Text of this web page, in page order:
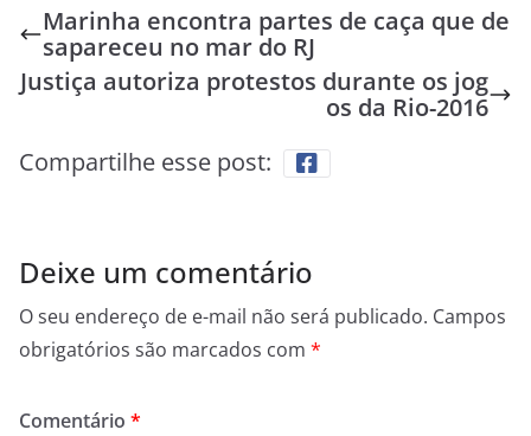
Marinha encontra partes de caça que de
sapareceu no mar do RJ
Justiça autoriza protestos durante os jog
os da Rio-2016
Compartilhe esse post:
Deixe um comentário
O seu endereço de e-mail não será publicado. Campos
obrigatórios são marcados com *
Comentário *